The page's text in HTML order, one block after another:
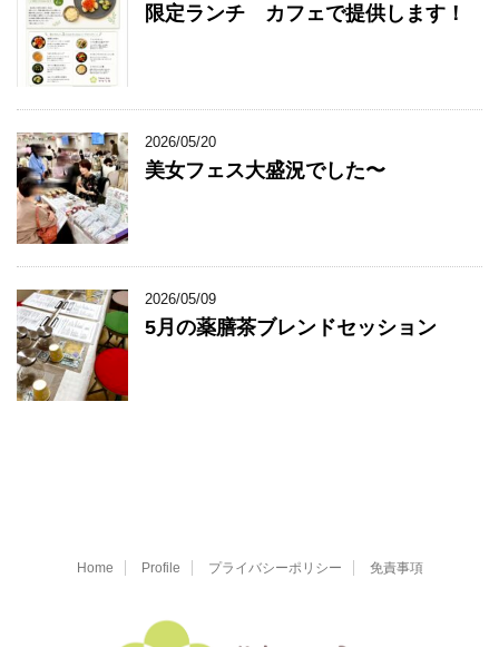
限定ランチ カフェで提供します！
2026/05/20
美女フェス大盛況でした〜
2026/05/09
5月の薬膳茶ブレンドセッション
Home Profile プライバシーポリシー 免責事項